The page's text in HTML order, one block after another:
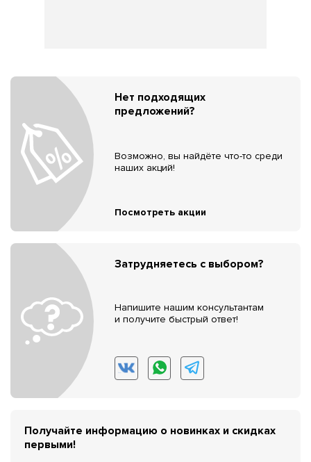
Нет подходящих
предложений?
Возможно, вы найдёте что-то среди
наших акций!
Посмотреть акции
Затрудняетесь с выбором?
Напишите нашим консультантам
и получите быстрый ответ!
Получайте информацию о новинках и скидках
первыми!